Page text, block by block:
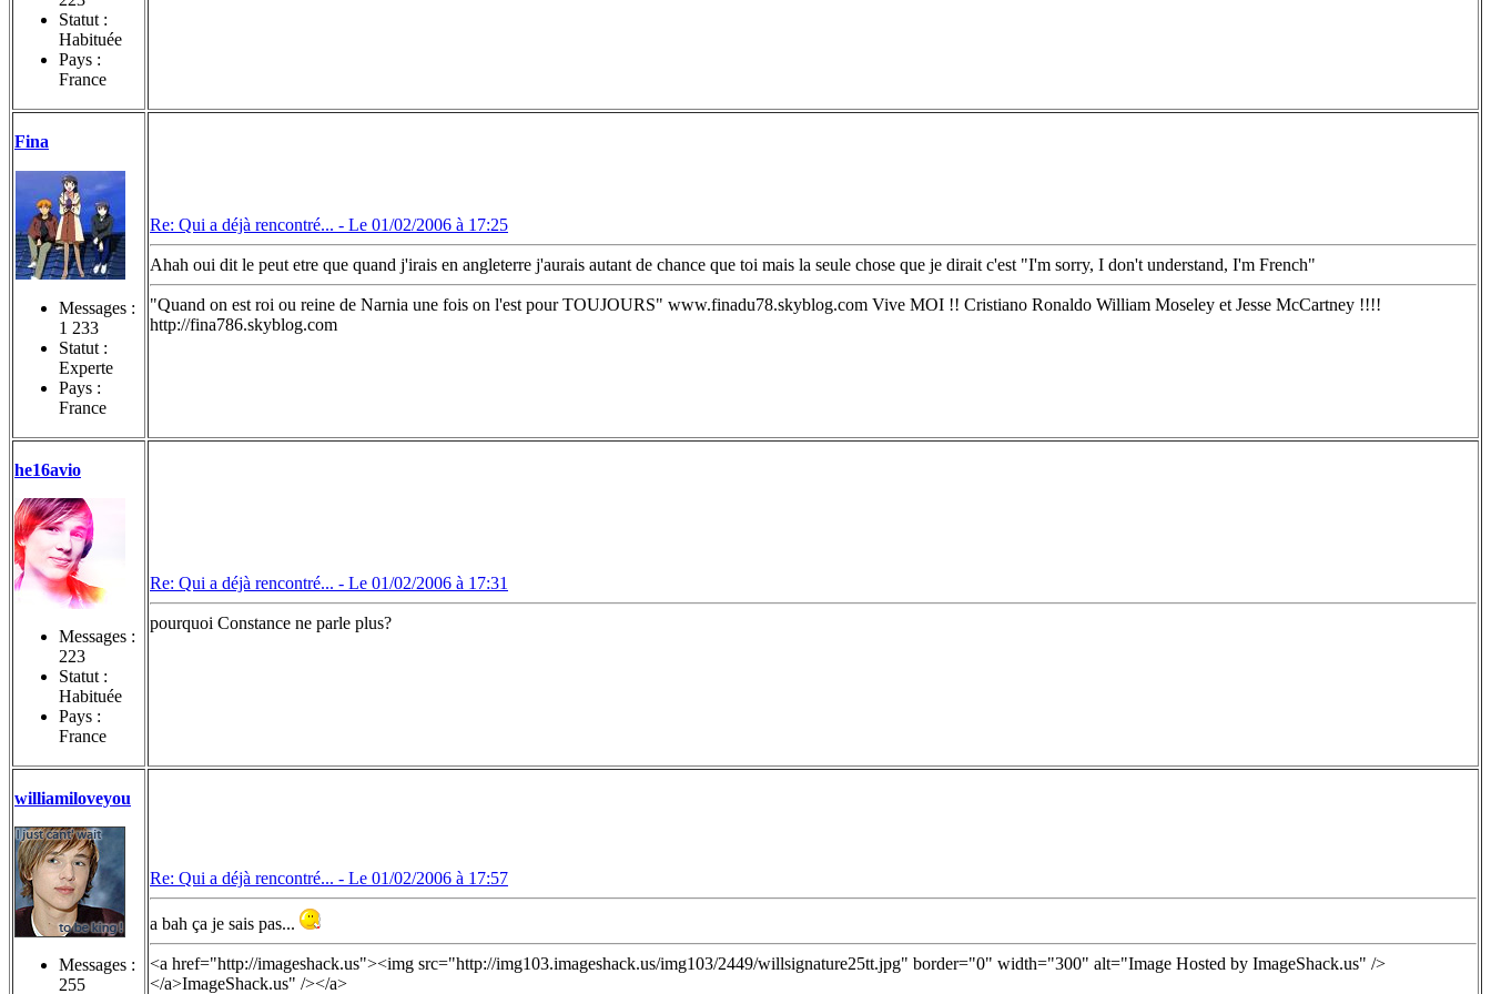
Statut :
Habituée
Pays :
France
Fina
Messages :
1 233
Statut :
Experte
Pays :
France
Re: Qui a déjà rencontré... - Le 01/02/2006 à 17:25
Ahah oui dit le peut etre que quand j'irais en angleterre j'aurais autant de chance que toi mais la seule chose que je dirait c'est "I'm sorry, I don't understand, I'm French"
"Quand on est roi ou reine de Narnia une fois on l'est pour TOUJOURS" www.finadu78.skyblog.com Vive MOI !! Cristiano Ronaldo William Moseley et Jesse McCartney !!!!
http://fina786.skyblog.com
he16avio
Messages :
223
Statut :
Habituée
Pays :
France
Re: Qui a déjà rencontré... - Le 01/02/2006 à 17:31
pourquoi Constance ne parle plus?
williamiloveyou
Messages :
255
Re: Qui a déjà rencontré... - Le 01/02/2006 à 17:57
a bah ça je sais pas...
<a href="http://imageshack.us"><img src="http://img103.imageshack.us/img103/2449/willsignature25tt.jpg" border="0" width="300" alt="Image Hosted by ImageShack.us" />
</a>ImageShack.us" /></a>